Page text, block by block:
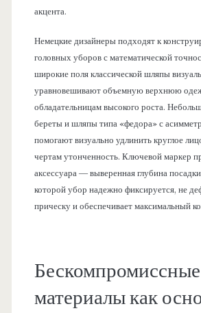
акцента.
Немецкие дизайнеры подходят к
головных уборов с математической
широкие поля классической шляпы
уравновешивают объемную верхнюю
обладательницам высокого роста.
береты и шляпы типа «федора» с
помогают визуально удлинить круглое
чертам утонченность. Ключевой маркер
аксессуара — выверенная глубина
которой убор надежно фиксируется, не
прическу и обеспечивает максимальный
Бескомпромиссные
материалы как